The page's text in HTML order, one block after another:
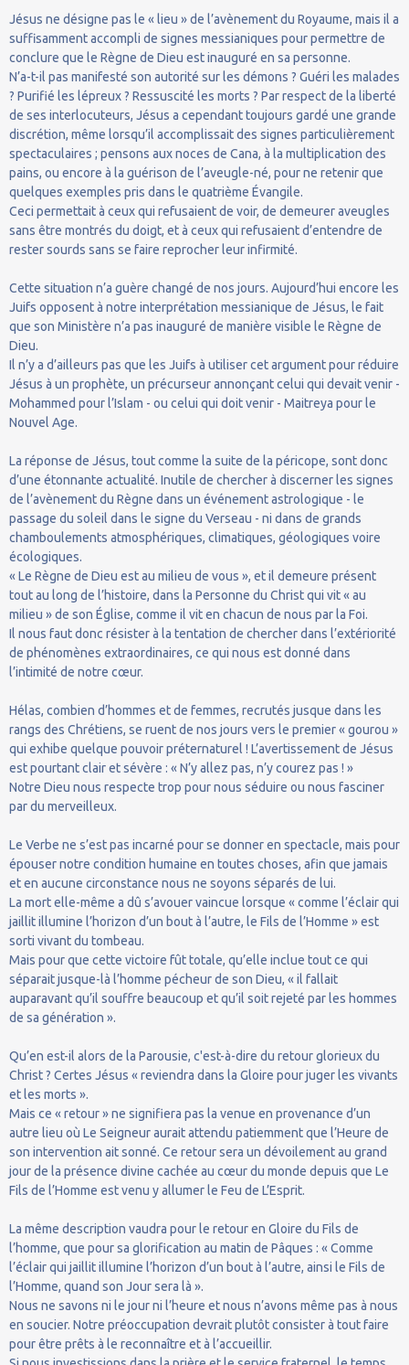
Jésus ne désigne pas le « lieu » de l’avènement du Royaume, mais il a
suffisamment accompli de signes messianiques pour permettre de
conclure que le Règne de Dieu est inauguré en sa personne.
N’a-t-il pas manifesté son autorité sur les démons ? Guéri les malades
? Purifié les lépreux ? Ressuscité les morts ? Par respect de la liberté
de ses interlocuteurs, Jésus a cependant toujours gardé une grande
discrétion, même lorsqu’il accomplissait des signes particulièrement
spectaculaires ; pensons aux noces de Cana, à la multiplication des
pains, ou encore à la guérison de l’aveugle-né, pour ne retenir que
quelques exemples pris dans le quatrième Évangile.
Ceci permettait à ceux qui refusaient de voir, de demeurer aveugles
sans être montrés du doigt, et à ceux qui refusaient d’entendre de
rester sourds sans se faire reprocher leur infirmité.
Cette situation n’a guère changé de nos jours. Aujourd’hui encore les
Juifs opposent à notre interprétation messianique de Jésus, le fait
que son Ministère n’a pas inauguré de manière visible le Règne de
Dieu.
Il n’y a d’ailleurs pas que les Juifs à utiliser cet argument pour réduire
Jésus à un prophète, un précurseur annonçant celui qui devait venir -
Mohammed pour l’Islam - ou celui qui doit venir - Maitreya pour le
Nouvel Age.
La réponse de Jésus, tout comme la suite de la péricope, sont donc
d’une étonnante actualité. Inutile de chercher à discerner les signes
de l’avènement du Règne dans un événement astrologique - le
passage du soleil dans le signe du Verseau - ni dans de grands
chamboulements atmosphériques, climatiques, géologiques voire
écologiques.
« Le Règne de Dieu est au milieu de vous », et il demeure présent
tout au long de l’histoire, dans la Personne du Christ qui vit « au
milieu » de son Église, comme il vit en chacun de nous par la Foi.
Il nous faut donc résister à la tentation de chercher dans l’extériorité
de phénomènes extraordinaires, ce qui nous est donné dans
l’intimité de notre cœur.
Hélas, combien d’hommes et de femmes, recrutés jusque dans les
rangs des Chrétiens, se ruent de nos jours vers le premier « gourou »
qui exhibe quelque pouvoir préternaturel ! L’avertissement de Jésus
est pourtant clair et sévère : « N’y allez pas, n’y courez pas ! »
Notre Dieu nous respecte trop pour nous séduire ou nous fasciner
par du merveilleux.
Le Verbe ne s’est pas incarné pour se donner en spectacle, mais pour
épouser notre condition humaine en toutes choses, afin que jamais
et en aucune circonstance nous ne soyons séparés de lui.
La mort elle-même a dû s’avouer vaincue lorsque « comme l’éclair qui
jaillit illumine l’horizon d’un bout à l’autre, le Fils de l’Homme » est
sorti vivant du tombeau.
Mais pour que cette victoire fût totale, qu’elle inclue tout ce qui
séparait jusque-là l’homme pécheur de son Dieu, « il fallait
auparavant qu’il souffre beaucoup et qu’il soit rejeté par les hommes
de sa génération ».
Qu’en est-il alors de la Parousie, c'est-à-dire du retour glorieux du
Christ ? Certes Jésus « reviendra dans la Gloire pour juger les vivants
et les morts ».
Mais ce « retour » ne signifiera pas la venue en provenance d’un
autre lieu où Le Seigneur aurait attendu patiemment que l’Heure de
son intervention ait sonné. Ce retour sera un dévoilement au grand
jour de la présence divine cachée au cœur du monde depuis que Le
Fils de l’Homme est venu y allumer le Feu de L’Esprit.
La même description vaudra pour le retour en Gloire du Fils de
l’homme, que pour sa glorification au matin de Pâques : « Comme
l’éclair qui jaillit illumine l’horizon d’un bout à l’autre, ainsi le Fils de
l’Homme, quand son Jour sera là ».
Nous ne savons ni le jour ni l’heure et nous n’avons même pas à nous
en soucier. Notre préoccupation devrait plutôt consister à tout faire
pour être prêts à le reconnaître et à l’accueillir.